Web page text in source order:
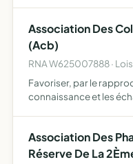
e…
Association Des
(Acb)
RNA W625007888 ·
Favoriser, par le
connaissance et les
Association Des
Réserve De La